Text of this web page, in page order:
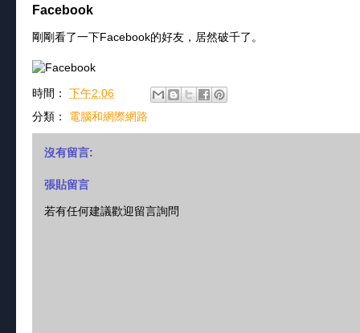
Facebook
剛剛看了一下Facebook的好友，居然破千了。
時間： 下午2:06
分類： 電腦和網際網路
沒有留言:
張貼留言
若有任何建議歡迎留言詢問